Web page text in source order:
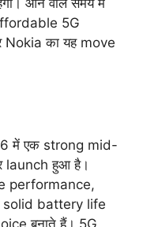
आने वाले समय में
5G
Nokia का यह move
में एक strong mid-
launch हुआ है।
performance,
battery life
बनाते हैं। 5G